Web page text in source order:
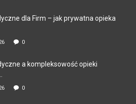
dla Firm – jak prywatna opieka
0
a kompleksowość opieki
0